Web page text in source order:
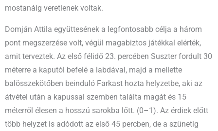
mostanáig veretlenek voltak.
Domján Attila együttesének a legfontosabb célja a három
pont megszerzése volt, végül magabiztos játékkal elérték,
amit terveztek. Az első félidő 23. percében Suszter fordult 30
méterre a kaputól befelé a labdával, majd a mellette
balösszekötőben beinduló Farkast hozta helyzetbe, aki az
átvétel után a kapussal szemben találta magát és 15
méterről élesen a hosszú sarokba lőtt. (0–1). Az érdiek előtt
több helyzet is adódott az első 45 percben, de a szünetig